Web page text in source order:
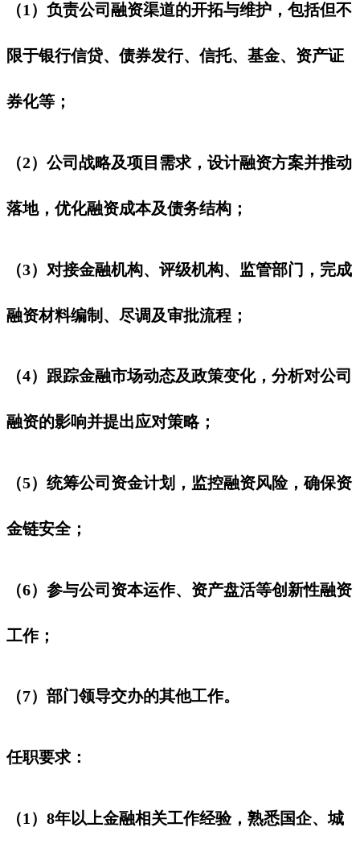
（1）负责公司融资渠道的开拓与维护，包括但不
限于银行信贷、债券发行、信托、基金、资产证
券化等；
（2）公司战略及项目需求，设计融资方案并推动
落地，优化融资成本及债务结构；
（3）对接金融机构、评级机构、监管部门，完成
融资材料编制、尽调及审批流程；
（4）跟踪金融市场动态及政策变化，分析对公司
融资的影响并提出应对策略；
（5）统筹公司资金计划，监控融资风险，确保资
金链安全；
（6）参与公司资本运作、资产盘活等创新性融资
工作；
（7）部门领导交办的其他工作。
任职要求：
（1）8年以上金融相关工作经验，熟悉国企、城